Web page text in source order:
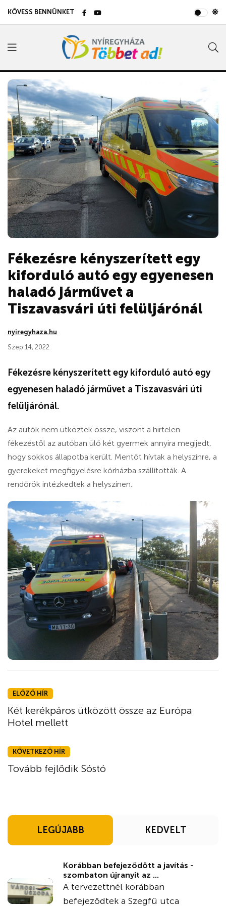
KÖVESS BENNÜNKET
Fékezésre kényszerített egy
kiforduló autó egy egyenesen
haladó járművet a
Tiszavasvári úti felüljárónál
nyiregyhaza.hu
Szep 14, 2022
Fékezésre kényszerített egy kiforduló autó egy
egyenesen haladó járművet a Tiszavasvári úti
felüljárónál.
Az autók nem ütköztek össze, viszont a hirtelen
fékezéstől az autóban ülő két gyermek annyira megijedt,
hogy sokkos állapotba került. Mentőt hívtak a helyszínre, a
gyerekeket megfigyelésre kórházba szállították. A
rendőrök intézkedtek a helyszínen.
ELŐZŐ HÍR
Két kerékpáros ütközött össze az Európa
Hotel mellett
KÖVETKEZŐ HÍR
Tovább fejlődik Sóstó
LEGÚJABB KEDVELT
Korábban befejeződött a javítás -
szombaton újranyit az ...
A tervezettnél korábban
befejeződtek a Szegfű utca